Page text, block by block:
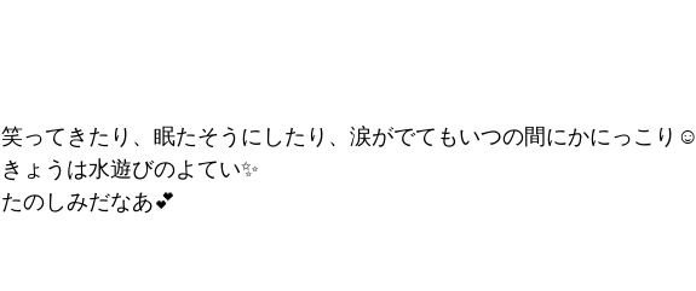
笑ってきたり、眠たそうにしたり、涙がでてもいつの間にかにっこり☺
きょうは水遊びのよてい✨
たのしみだなあ💕